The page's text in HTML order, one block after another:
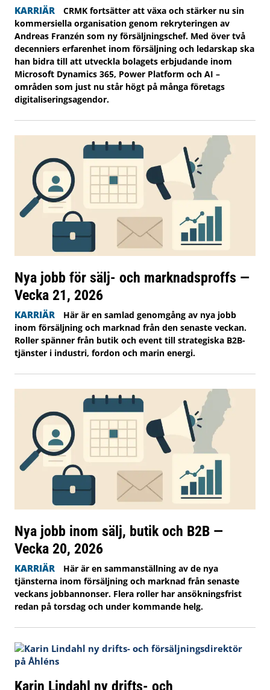
KARRIÄR
CRMK fortsätter att växa och stärker nu sin
kommersiella organisation genom rekryteringen av
Andreas Franzén som ny försäljningschef. Med över två
decenniers erfarenhet inom försäljning och ledarskap ska
han bidra till att utveckla bolagets erbjudande inom
Microsoft Dynamics 365, Power Platform och AI –
områden som just nu står högt på många företags
digitaliseringsagendor.
Nya jobb för sälj- och marknadsproffs —
Vecka 21, 2026
KARRIÄR
Här är en samlad genomgång av nya jobb
inom försäljning och marknad från den senaste veckan.
Roller spänner från butik och event till strategiska B2B-
tjänster i industri, fordon och marin energi.
Nya jobb inom sälj, butik och B2B —
Vecka 20, 2026
KARRIÄR
Här är en sammanställning av de nya
tjänsterna inom försäljning och marknad från senaste
veckans jobbannonser. Flera roller har ansökningsfrist
redan på torsdag och under kommande helg.
Karin Lindahl ny drifts- och